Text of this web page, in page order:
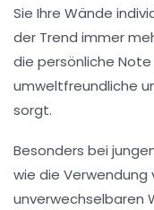
Sie Ihre Wände
der Trend immer
die persönliche Note
umweltfreundliche
sorgt.
Besonders bei
wie die Verwendung
unverwechselbaren